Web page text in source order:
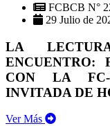
FCBCB N°
29 Julio de
LA
ENCUENTRO:
CON LA FC-
INVITADA DE
Ver Más